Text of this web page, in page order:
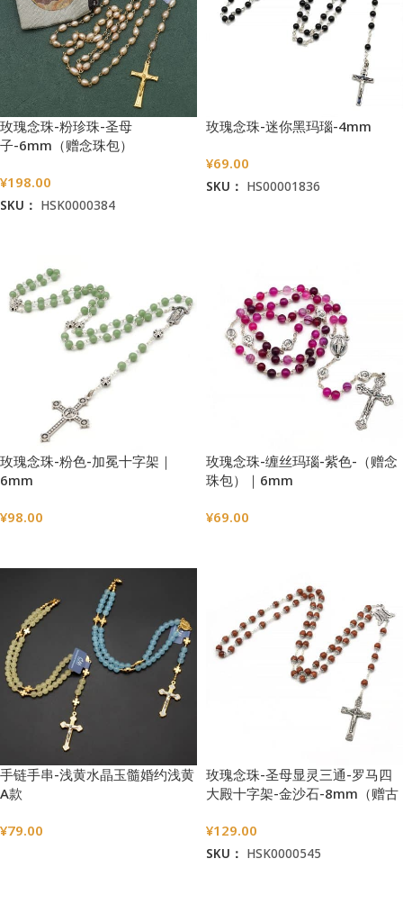
玫瑰念珠-粉珍珠-圣母
子-6mm（赠念珠包）
¥198.00
SKU： HSK0000384
玫瑰念珠-迷你黑玛瑙-4mm
¥69.00
SKU： HS00001836
玫瑰念珠-粉色-加冕十字架｜
6mm
¥98.00
玫瑰念珠-缠丝玛瑙-紫色-（赠念
珠包）｜6mm
¥69.00
手链手串-浅黄水晶玉髓婚约浅黄
A款
¥79.00
玫瑰念珠-圣母显灵三通-罗马四
大殿十字架-金沙石-8mm（赠古
¥129.00
SKU： HSK0000545